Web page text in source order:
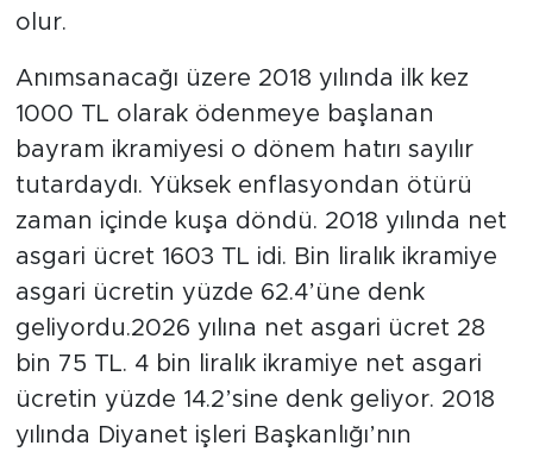
olur.
Anımsanacağı üzere 2018 yılında ilk kez
1000 TL olarak ödenmeye başlanan
bayram ikramiyesi o dönem hatırı sayılır
tutardaydı. Yüksek enflasyondan ötürü
zaman içinde kuşa döndü. 2018 yılında net
asgari ücret 1603 TL idi. Bin liralık ikramiye
asgari ücretin yüzde 62.4’üne denk
geliyordu.2026 yılına net asgari ücret 28
bin 75 TL. 4 bin liralık ikramiye net asgari
ücretin yüzde 14.2’sine denk geliyor. 2018
yılında Diyanet işleri Başkanlığı’nın